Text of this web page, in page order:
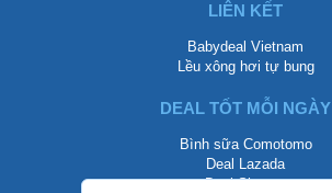
LIÊN KẾT
Babydeal Vietnam
Lều xông hơi tự bung
DEAL TỐT MỖI NGÀY
Bình sữa Comotomo
Deal Lazada
Deal Shopee